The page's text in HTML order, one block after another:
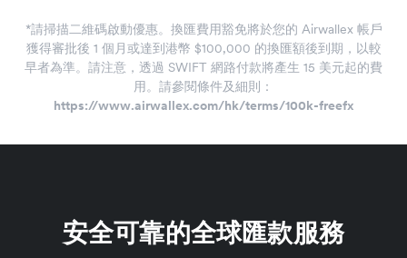
*請掃描二維碼啟動優惠。換匯費用豁免將於您的 Airwallex 帳戶
獲得審批後 1 個月或達到港幣 $100,000 的換匯額後到期，以較
早者為準。請注意，透過 SWIFT 網路付款將產生 15 美元起的費
用。請參閱條件及細則：
https://www.airwallex.com/hk/terms/100k-freefx
安全可靠的全球匯款服務